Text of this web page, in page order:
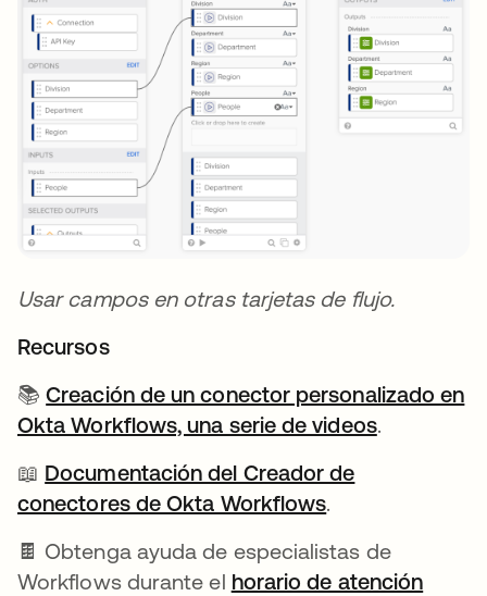
Usar campos en otras tarjetas de flujo.
Recursos
📚Creación de un conector personalizado en
Okta Workflows, una serie de videos.
📖 Documentación del Creador de
conectores de Okta Workflowsse abre en una
.
🍫 Obtenga ayuda de especialistas de
Workflows durante el horario de atención